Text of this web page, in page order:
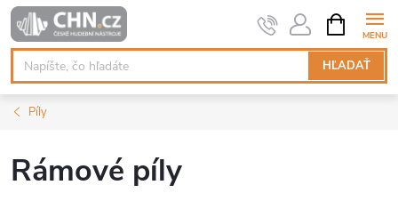
Prejsť
na
obsah
HĽADAŤ
KOŠÍK
Píly
Rámové píly